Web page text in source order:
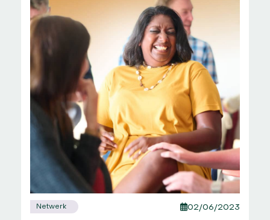
Netwerk 02/06/2023